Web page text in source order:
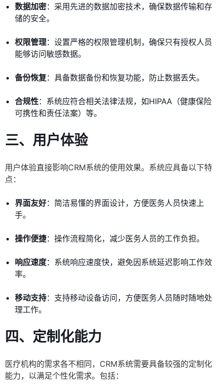
数据加密：采用先进的数据加密技术，确保数据传输和存
储的安全。
权限管理：设置严格的权限管理机制，确保只有授权人员
能够访问敏感数据。
备份恢复 ：具备数据备份和恢复功能，防止数据丢失。
合规性：系统应符合相关法律法规，如HIPAA（健康保险
可携性和责任法案）等。
三、用户体验
用户体验直接影响CRM系统的使用效果。系统应具备以下特
点：
界面友好：简洁易懂的界面设计，方便医务人员快速上
手。
操作便捷：操作流程简化，减少医务人员的工作负担。
响应速度：系统响应速度快，避免因系统延迟影响工作效
率。
移动支持：支持移动设备访问，方便医务人员随时随地处
理工作。
四、定制化能力
医疗机构的需求各不相同，CRM系统需要具备较强的定制化
能力，以满足个性化需求。包括：